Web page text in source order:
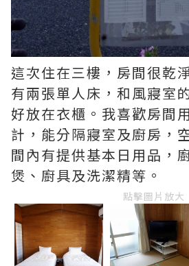
這次住在三樓，房間很乾
有兩張單人床，和風寢室
好放在衣櫃。我喜歡房間
計，能分隔寢室及廚房，
間內有提供基本日用品，
煲、廚具及洗潔精等。
點擊圖片放大